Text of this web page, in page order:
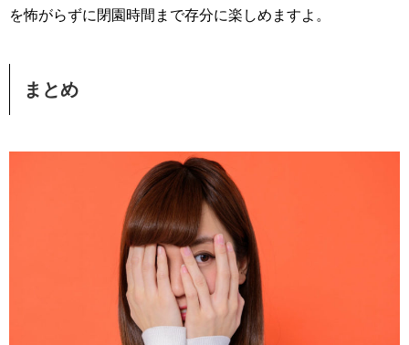
を怖がらずに閉園時間まで存分に楽しめますよ。
まとめ